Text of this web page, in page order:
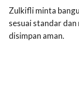
Zulkifli minta
sesuai standar
disimpan aman.